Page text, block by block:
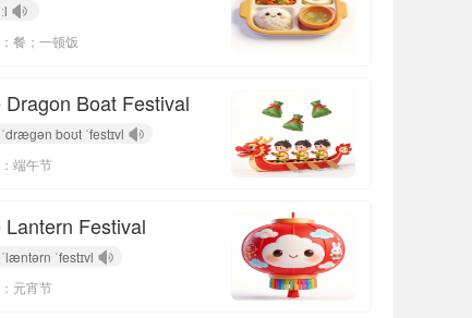
餐；一顿饭
Dragon Boat Festival
boʊt ˈfestɪvl
端午节
Lantern Festival
ˈfestɪvl
元宵节